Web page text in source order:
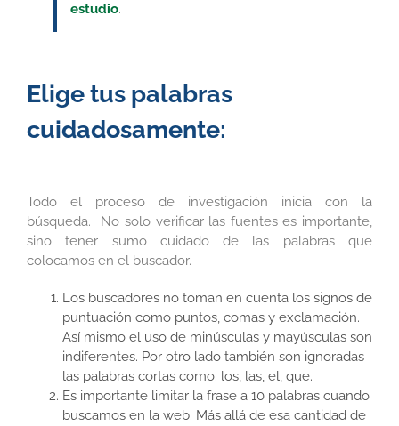
estudio.
Elige tus palabras
cuidadosamente:
Todo el proceso de investigación inicia con la
búsqueda. No solo verificar las fuentes es importante,
sino tener sumo cuidado de las palabras que
colocamos en el buscador.
Los buscadores no toman en cuenta los signos de
puntuación como puntos, comas y exclamación.
Así mismo el uso de minúsculas y mayúsculas son
indiferentes. Por otro lado también son ignoradas
las palabras cortas como: los, las, el, que.
Es importante limitar la frase a 10 palabras cuando
buscamos en la web. Más allá de esa cantidad de